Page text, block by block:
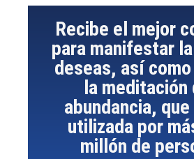
Recibe el mejor
para manifestar
deseas, así
la meditación
abundancia,
utilizada por
millón de